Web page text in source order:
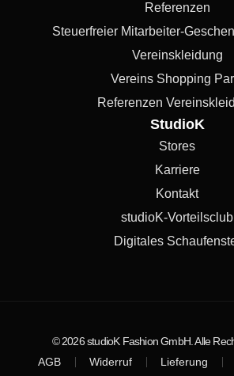
Referenzen
Steuerfreier Mitarbeiter-
Vereinskleidung
Vereins Shopping
Referenzen
StudioK
Stores
Karriere
Kontakt
studioK-Vorteilsclub
Digitales
© 2026 studioK Fashion GmbH. Alle
AGB
Widerruf Lieferung